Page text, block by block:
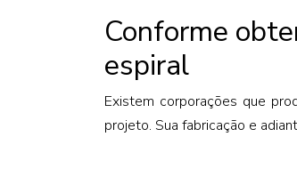
Conforme
espiral
Existem corporações que
projeto. Sua fabricação e